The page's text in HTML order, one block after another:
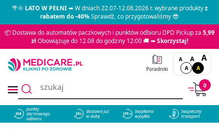
🌴🌞LATO W PEŁNI➡ W dniach 22.07-12.08.2026 r. wybrane produktyz
rabatem do -40%Sprawdź, co przygotowaliśmy 😎
📦 Dostawa do automatów paczkowych i punktów odbioru DPD Pickup za 5,99
złObowiązuje do 12.08 do godziny 12:00 🚚 ➡Skorzystaj!
Poradniki
A A A
A A
0
858
punkty
darmowego
odbioru
dostawa już
w dobę
bezpłatna
wysyłka
bezpieczny
transport